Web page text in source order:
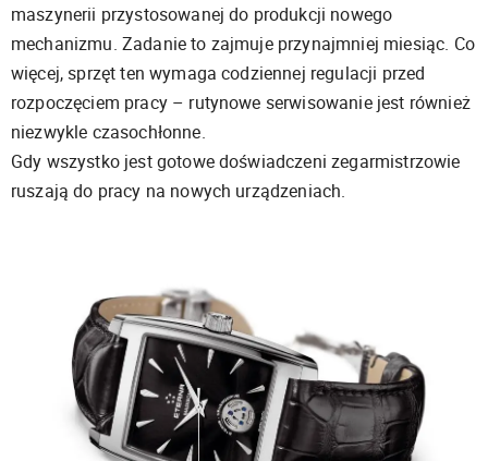
maszynerii przystosowanej do produkcji nowego
mechanizmu. Zadanie to zajmuje przynajmniej miesiąc. Co
więcej, sprzęt ten wymaga codziennej regulacji przed
rozpoczęciem pracy – rutynowe serwisowanie jest również
niezwykle czasochłonne.
Gdy wszystko jest gotowe doświadczeni zegarmistrzowie
ruszają do pracy na nowych urządzeniach.